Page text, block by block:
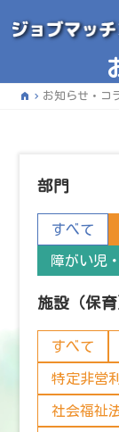
home お知らせ・コ
部門
すべて
障がい児
施設（保育
すべて
特定非営
社会福祉